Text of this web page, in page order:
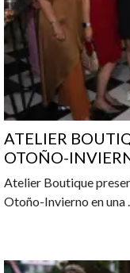
ATELIER
OTOÑO-
Atelier Boutique
Otoño-Invierno en una